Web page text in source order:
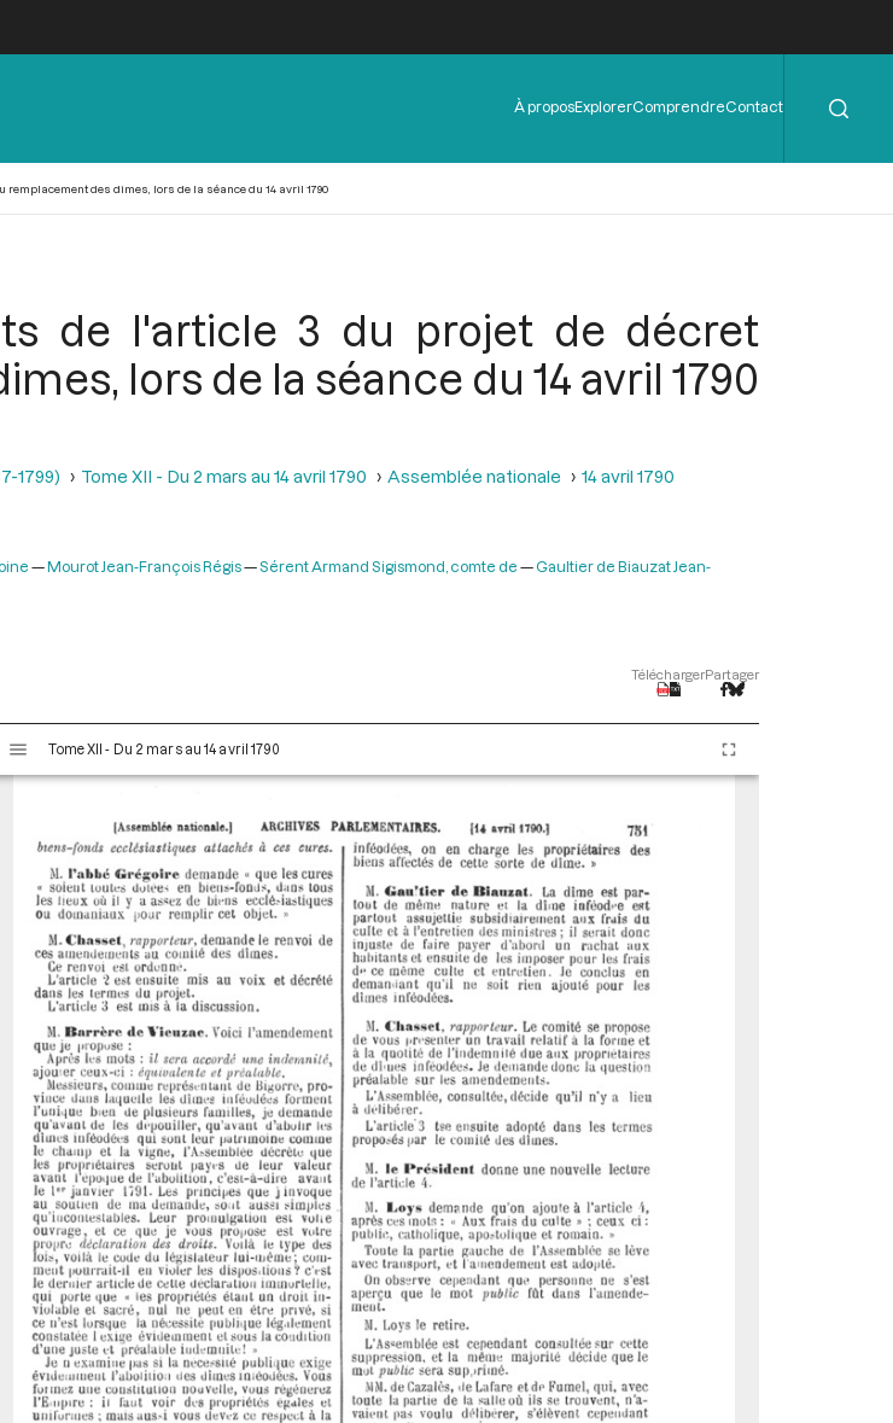
Menu
de
À proposExplorerComprendreContact
des dimes, lors de la séance du 14 avril 1790
de l'article 3 du projet de décret
lors de la séance du 14 avril 1790
1799) Tome XII - Du 2 mars au 14 avril 1790 Assemblée nationale
14 avril 1790
Mourot Jean-François Régis Sérent Armand Sigismond, comte de
Gaultier de Biauzat Jean-
TéléchargerPartager
Tome XII - Du 2 mars au 14 avril 1790